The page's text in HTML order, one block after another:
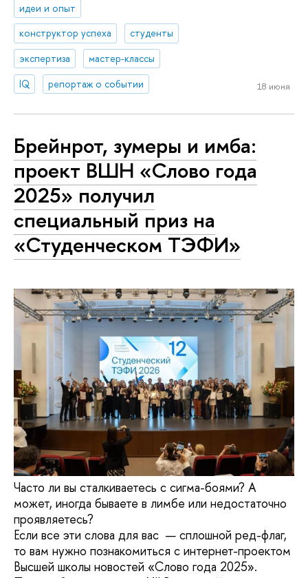
идеи и опыт
конструктор успеха
студенты
экспертиза
мастер-классы
IQ
репортаж о событии 18 июня
Брейнрот, зумеры и имба:
проект ВШН «Слово года
2025» получил
специальный приз на
«Студенческом ТЭФИ»
Часто ли вы сталкиваетесь с сигма-боями? А
может, иногда бываете в лимбе или недостаточно
проявляетесь?
Если все эти слова для вас — сплошной ред-флаг,
то вам нужно познакомиться с интернет-проектом
Высшей школы новостей «Cлово года 2025».